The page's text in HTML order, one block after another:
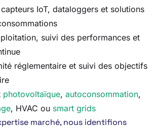
IoT, dataloggers et solutions
suivi des performances et
réglementaire et suivi des objectifs
photovoltaïque, autoconsommation,
, HVAC ou smart grids
marché, nous identifions